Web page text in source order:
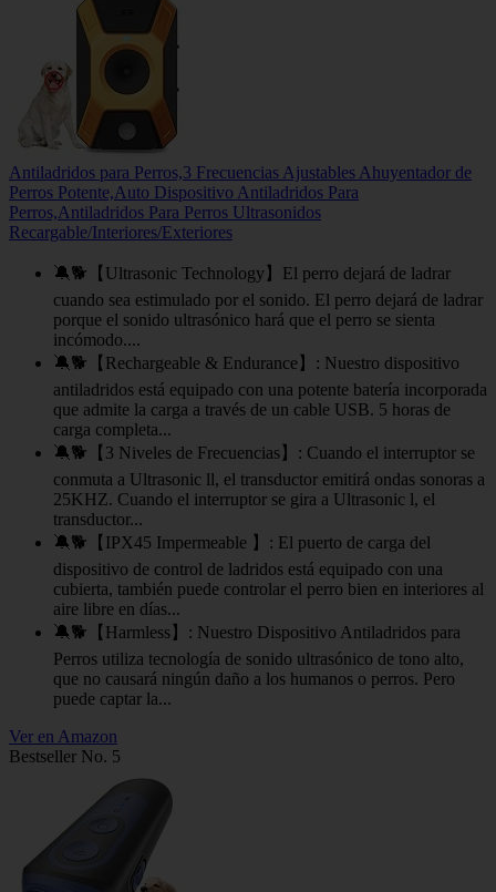
Antiladridos para Perros,3 Frecuencias Ajustables Ahuyentador de
Perros Potente,Auto Dispositivo Antiladridos Para
Perros,Antiladridos Para Perros Ultrasonidos
Recargable/Interiores/Exteriores
🔕🐕【Ultrasonic Technology】El perro dejará de ladrar
cuando sea estimulado por el sonido. El perro dejará de ladrar
porque el sonido ultrasónico hará que el perro se sienta
incómodo....
🔕🐕【Rechargeable & Endurance】: Nuestro dispositivo
antiladridos está equipado con una potente batería incorporada
que admite la carga a través de un cable USB. 5 horas de
carga completa...
🔕🐕【3 Niveles de Frecuencias】: Cuando el interruptor se
conmuta a Ultrasonic ll, el transductor emitirá ondas sonoras a
25KHZ. Cuando el interruptor se gira a Ultrasonic l, el
transductor...
🔕🐕【IPX45 Impermeable 】: El puerto de carga del
dispositivo de control de ladridos está equipado con una
cubierta, también puede controlar el perro bien en interiores al
aire libre en días...
🔕🐕【Harmless】: Nuestro Dispositivo Antiladridos para
Perros utiliza tecnología de sonido ultrasónico de tono alto,
que no causará ningún daño a los humanos o perros. Pero
puede captar la...
Ver en Amazon
Bestseller No. 5